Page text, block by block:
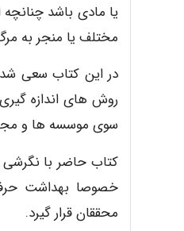
یا مادی باشد
مختلف یا منجر به
در این کتاب سعی
روش های اندازه
سوی موسسه ها و
کتاب حاضر با نگرشی
خصوصا بهداشت
محققان قرار گیرد.